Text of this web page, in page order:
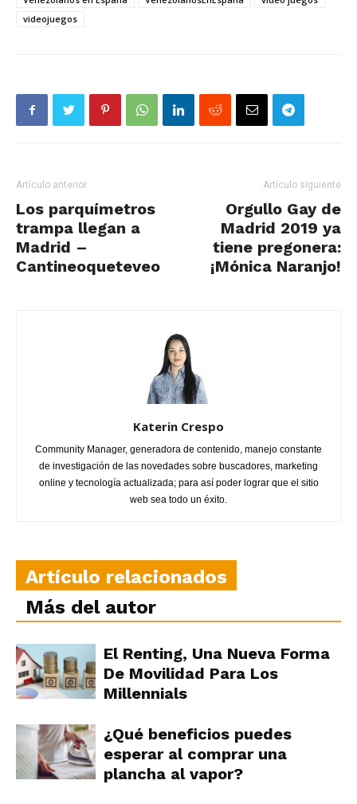
videojuegos
Artículo anterior
Los parquímetros
trampa llegan a
Madrid –
Cantineoqueteveo
Artículo siguiente
Orgullo Gay de
Madrid 2019 ya
tiene pregonera:
¡Mónica Naranjo!
Katerin Crespo
Community Manager, generadora de contenido, manejo constante
de investigación de las novedades sobre buscadores, marketing
online y tecnología actualizada; para así poder lograr que el sitio
web sea todo un éxito.
Artículo relacionados
Más del autor
El Renting, Una Nueva Forma
De Movilidad Para Los
Millennials
¿Qué beneficios puedes
esperar al comprar una
plancha al vapor?